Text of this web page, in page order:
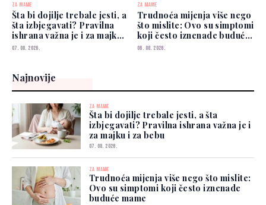
ZA MAME
Šta bi dojilje trebale jesti, a
šta izbjegavati? Pravilna
ishrana važna je i za majku i
za bebu
07. 08. 2026.
ZA MAME
Trudnoća mijenja više nego
što mislite: Ovo su simptomi
koji često iznenade buduće
mame
06. 08. 2026.
Najnovije
ZA MAME
Šta bi dojilje trebale jesti, a šta
izbjegavati? Pravilna ishrana važna je i
za majku i za bebu
07. 08. 2026.
ZA MAME
Trudnoća mijenja više nego što mislite:
Ovo su simptomi koji često iznenade
buduće mame